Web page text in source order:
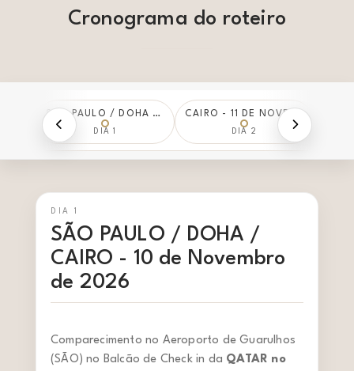
Cronograma do roteiro
SÃO PAULO / DOHA / CAIRO - 10 DE NOVEMBRO DE 2026
DIA 1 DIA 2
DIA 1
SÃO PAULO / DOHA /
CAIRO - 10 de Novembro
de 2026
Comparecimento no Aeroporto de Guarulhos
(SÃO) no Balcão de Check in da QATAR no